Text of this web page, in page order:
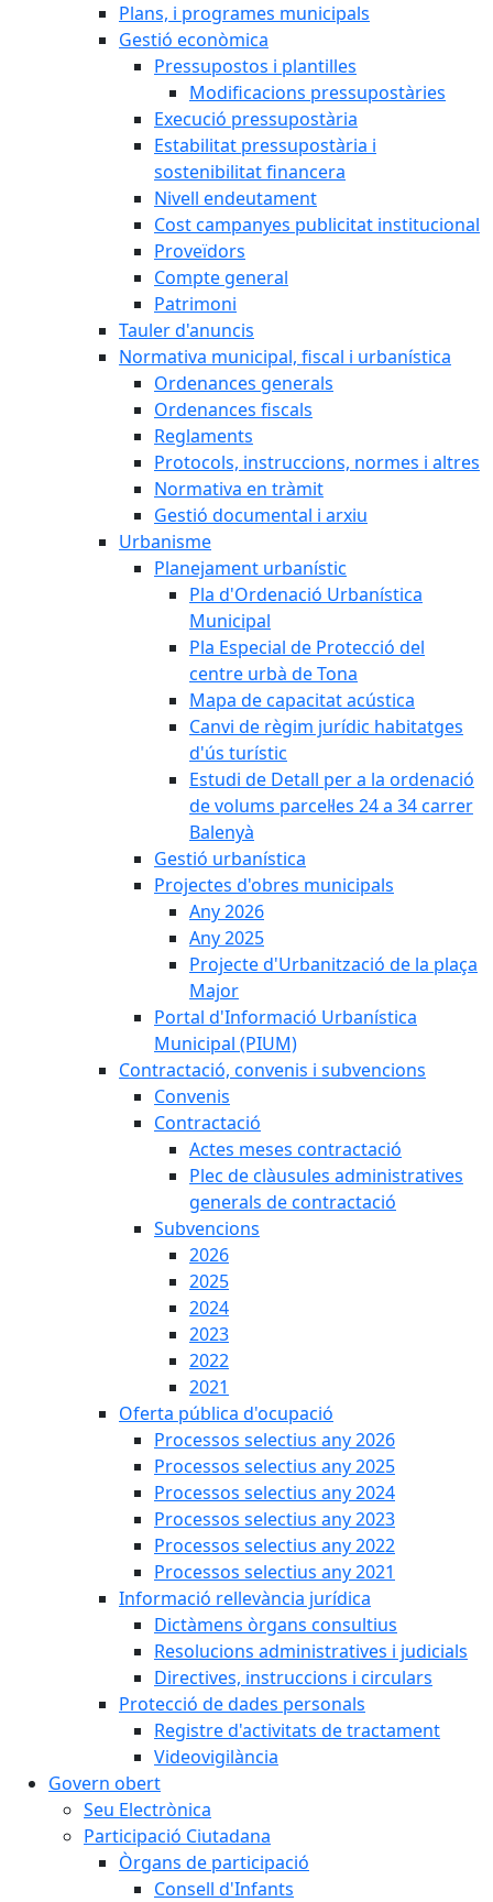
Plans, i programes municipals
Gestió econòmica
Pressupostos i plantilles
Modificacions pressupostàries
Execució pressupostària
Estabilitat pressupostària i
sostenibilitat financera
Nivell endeutament
Cost campanyes publicitat institucional
Proveïdors
Compte general
Patrimoni
Tauler d'anuncis
Normativa municipal, fiscal i urbanística
Ordenances generals
Ordenances fiscals
Reglaments
Protocols, instruccions, normes i altres
Normativa en tràmit
Gestió documental i arxiu
Urbanisme
Planejament urbanístic
Pla d'Ordenació Urbanística
Municipal
Pla Especial de Protecció del
centre urbà de Tona
Mapa de capacitat acústica
Canvi de règim jurídic habitatges
d'ús turístic
Estudi de Detall per a la ordenació
de volums parcel·les 24 a 34 carrer
Balenyà
Gestió urbanística
Projectes d'obres municipals
Any 2026
Any 2025
Projecte d'Urbanització de la plaça
Major
Portal d'Informació Urbanística
Municipal (PIUM)
Contractació, convenis i subvencions
Convenis
Contractació
Actes meses contractació
Plec de clàusules administratives
generals de contractació
Subvencions
2026
2025
2024
2023
2022
2021
Oferta pública d'ocupació
Processos selectius any 2026
Processos selectius any 2025
Processos selectius any 2024
Processos selectius any 2023
Processos selectius any 2022
Processos selectius any 2021
Informació rellevància jurídica
Dictàmens òrgans consultius
Resolucions administratives i judicials
Directives, instruccions i circulars
Protecció de dades personals
Registre d'activitats de tractament
Videovigilància
Govern obert
Seu Electrònica
Participació Ciutadana
Òrgans de participació
Consell d'Infants